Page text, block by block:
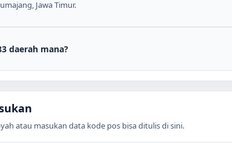
Jawa Timur.
daerah mana?
atau masukan data kode pos bisa ditulis di sini.